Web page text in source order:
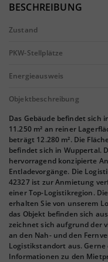
BESCHREIBUNG
Zustand
PKW-Stellplätze
Energieausweis
Objektbeschreibung
Das Gebäude befindet sich
11.250 m² an reiner
beträgt 12.280 m². Die
befindet sich in Wuppertal.
hervorragend konzipierte
Entladevorgänge. Die
42327 ist zur Anmietung
einer Top-Logistikregion.
erhalten Sie von unserem
das Objekt befinden sich
zeichnet sich aufgrund der
an den Nah- und den
Logistikstandort aus.
Informationen zu den